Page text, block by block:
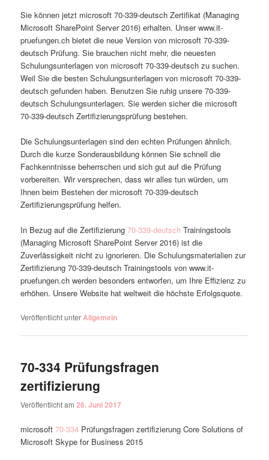
Sie können jetzt microsoft 70-339-deutsch Zertifikat (Managing
Microsoft SharePoint Server 2016) erhalten. Unser www.it-
pruefungen.ch bietet die neue Version von microsoft 70-339-
deutsch Prüfung. Sie brauchen nicht mehr, die neuesten
Schulungsunterlagen von microsoft 70-339-deutsch zu suchen.
Weil Sie die besten Schulungsunterlagen von microsoft 70-339-
deutsch gefunden haben. Benutzen Sie ruhig unsere 70-339-
deutsch Schulungsunterlagen. Sie werden sicher die microsoft
70-339-deutsch Zertifizierungsprüfung bestehen.
Die Schulungsunterlagen sind den echten Prüfungen ähnlich.
Durch die kurze Sonderausbildung können Sie schnell die
Fachkenntnisse beherrschen und sich gut auf die Prüfung
vorbereiten. Wir versprechen, dass wir alles tun würden, um
Ihnen beim Bestehen der microsoft 70-339-deutsch
Zertifizierungsprüfung helfen.
In Bezug auf die Zertifizierung70-339-deutsch Trainingstools
(Managing Microsoft SharePoint Server 2016) ist die
Zuverlässigkeit nicht zu ignorieren. Die Schulungsmaterialien zur
Zertifizierung 70-339-deutsch Trainingstools von www.it-
pruefungen.ch werden besonders entworfen, um Ihre Effizienz zu
erhöhen. Unsere Website hat weltweit die höchste Erfolgsquote.
Veröffentlicht unterAllgemein
70-334 Prüfungsfragen
zertifizierung
Veröffentlicht am26. Juni 2017
microsoft70-334 Prüfungsfragen zertifizierung Core Solutions of
Microsoft Skype for Business 2015